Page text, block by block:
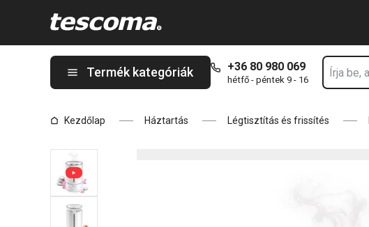
Termék kategóriák +36 80 980 069
hétfő - péntek 9 - 16
Kezdőlap Háztartás Légtisztítás és frissítés